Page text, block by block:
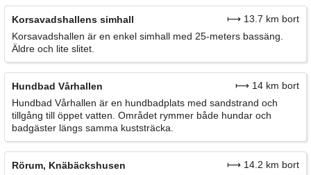
Korsavadshallens simhall
⟼ 13.7 km bort
Korsavadshallen är en enkel simhall med 25-meters bassäng.
Äldre och lite slitet.
Hundbad Vårhallen
⟼ 14 km bort
Hundbad Vårhallen är en hundbadplats med sandstrand och
tillgång till öppet vatten. Området rymmer både hundar och
badgäster längs samma kuststräcka.
Rörum, Knäbäckshusen
⟼ 14.2 km bort